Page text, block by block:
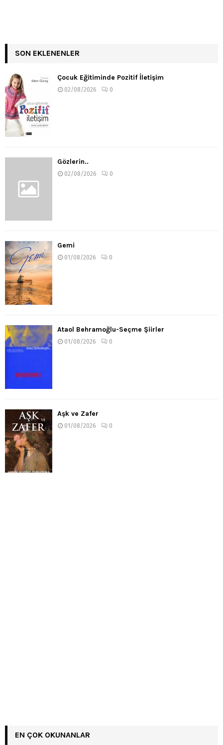
SON EKLENENLER
Çocuk Eğitiminde Pozitif İletişim
02/08/2026 0
Gözlerin..
02/08/2026 0
Gemi
01/08/2026 0
Ataol Behramoğlu-Seçme Şiirler
01/08/2026 0
Aşk ve Zafer
01/08/2026 0
EN ÇOK OKUNANLAR